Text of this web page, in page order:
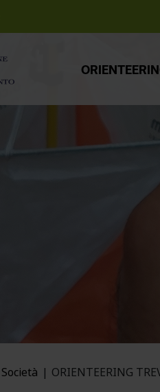
Società ORIENTEERING